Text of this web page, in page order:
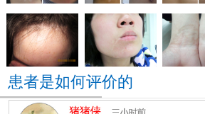
患者是如何评价的